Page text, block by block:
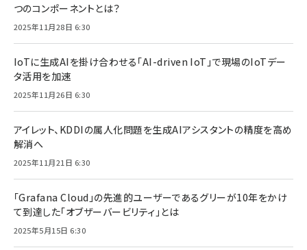
つのコンポーネントとは？
2025年11月28日 6:30
IoTに生成AIを掛け合わせる「AI-driven IoT」で現場のIoTデー
タ活用を加速
2025年11月26日 6:30
アイレット、KDDIの属人化問題を生成AIアシスタントの精度を高め
解消へ
2025年11月21日 6:30
「Grafana Cloud」の先進的ユーザーであるグリーが10年をかけ
て到達した「オブザーバービリティ」とは
2025年5月15日 6:30